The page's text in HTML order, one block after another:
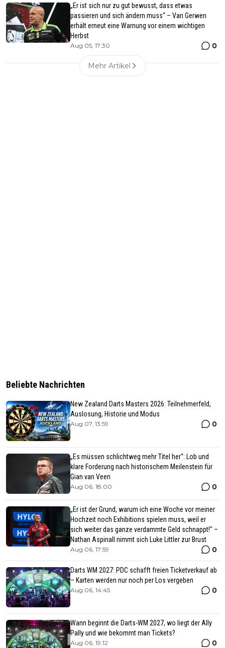
„Er ist sich nur zu gut bewusst, dass etwas
passieren und sich ändern muss“ – Van Gerwen
erhält erneut eine Warnung vor einem wichtigen
Herbst
Aug 05, 17:30 0
Mehr Artikel
Beliebte Nachrichten
New Zealand Darts Masters 2026: Teilnehmerfeld,
Auslosung, Historie und Modus
Aug 07, 13:59 0
„Es müssen schlichtweg mehr Titel her“: Lob und
klare Forderung nach historischem Meilenstein für
Gian van Veen
Aug 06, 18:00 0
„Er ist der Grund, warum ich eine Woche vor meiner
Hochzeit noch Exhibitions spielen muss, weil er
sich weiter das ganze verdammte Geld schnappt!" –
Nathan Aspinall nimmt sich Luke Littler zur Brust
Aug 06, 17:59 0
Darts WM 2027: PDC schafft freien Ticketverkauf ab
– Karten werden nur noch per Los vergeben
Aug 06, 14:45 0
Wann beginnt die Darts-WM 2027, wo liegt der Ally
Pally und wie bekommt man Tickets?
Aug 06, 19:12 0